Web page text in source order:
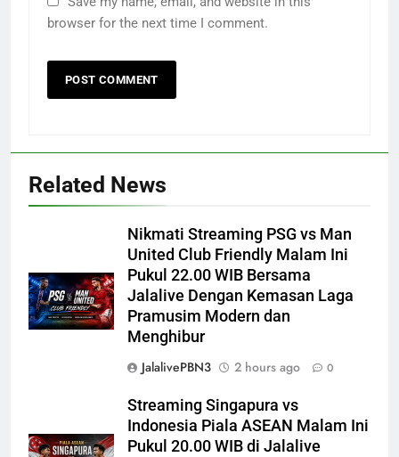
browser for the next time I comment.
Related News
Nikmati Streaming PSG vs Man
United Club Friendly Malam Ini
Pukul 22.00 WIB Bersama
Jalalive Dengan Kemasan Laga
Pramusim Modern dan
Menghibur
JalalivePBN3
2 hours ago 0
Streaming Singapura vs
Indonesia Piala ASEAN Malam Ini
Pukul 20.00 WIB di Jalalive